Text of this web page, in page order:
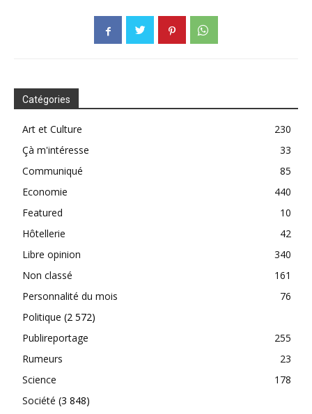
Catégories
Art et Culture
230
Çà m'intéresse
33
Communiqué
85
Economie
440
Featured
10
Hôtellerie
42
Libre opinion
340
Non classé
161
Personnalité du mois
76
Politique (2 572)
Publireportage
255
Rumeurs
23
Science
178
Société (3 848)